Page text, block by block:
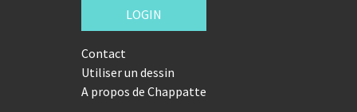
LOGIN
Contact
Utiliser un dessin
A propos de Chappatte